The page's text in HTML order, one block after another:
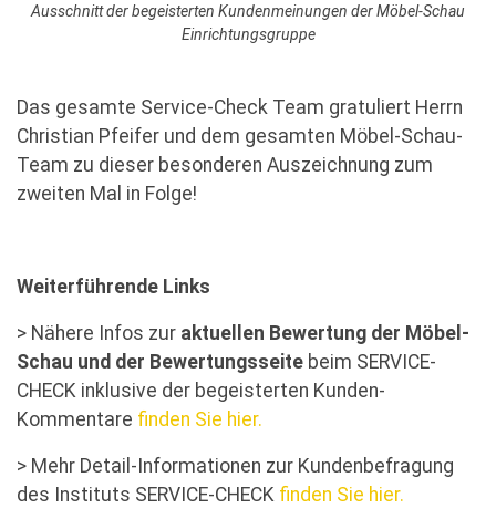
Ausschnitt der begeisterten Kundenmeinungen der Möbel-Schau
Einrichtungsgruppe
Das gesamte Service-Check Team gratuliert Herrn
Christian Pfeifer und dem gesamten Möbel-Schau-
Team zu dieser besonderen Auszeichnung zum
zweiten Mal in Folge!
Weiterführende Links
> Nähere Infos zur aktuellen Bewertung der Möbel-
Schau und der Bewertungsseite beim SERVICE-
CHECK inklusive der begeisterten Kunden-
Kommentare finden Sie hier.
> Mehr Detail-Informationen zur Kundenbefragung
des Instituts SERVICE-CHECK finden Sie hier.